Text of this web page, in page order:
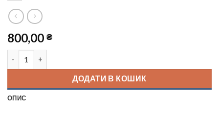
800,00 ₴
ДОДАТИ В КОШИК
ОПИС